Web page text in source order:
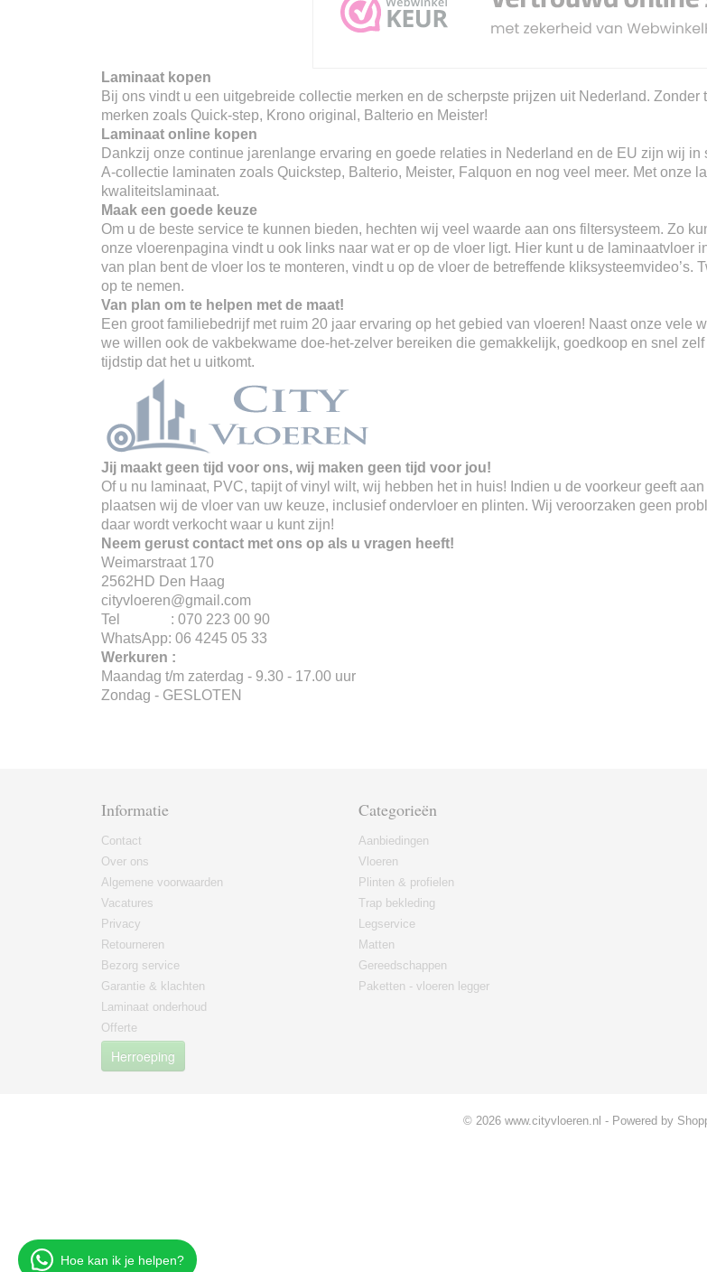
Laminaat kopen
Bij ons vindt u een uitgebreide collectie merken en de scherpste prijzen uit Nederland.
merken zoals Quick-step, Krono original, Balterio en Meister!
Laminaat online kopen
Dankzij onze continue jarenlange ervaring en goede relaties in Nederland en de EU zijn wij
A-collectie laminaten zoals Quickstep, Balterio, Meister, Falquon en nog veel meer. Met onze
kwaliteitslaminaat.
Maak een goede keuze
Om u de beste service te kunnen bieden, hechten wij veel waarde aan ons filtersysteem. Zo
onze vloerenpagina vindt u ook links naar wat er op de vloer ligt. Hier kunt u de laminaatvloer
van plan bent de vloer los te monteren, vindt u op de vloer de betreffende kliksysteemvideo’s.
op te nemen.
Van plan om te helpen met de maat!
Een groot familiebedrijf met ruim 20 jaar ervaring op het gebied van vloeren! Naast onze
we willen ook de vakbekwame doe-het-zelver bereiken die gemakkelijk, goedkoop en snel
tijdstip dat het u uitkomt.
Jij maakt geen tijd voor ons, wij maken geen tijd voor jou!
Of u nu laminaat, PVC, tapijt of vinyl wilt, wij hebben het in huis! Indien u de voorkeur geeft
plaatsen wij de vloer van uw keuze, inclusief ondervloer en plinten. Wij veroorzaken geen
daar wordt verkocht waar u kunt zijn!
Neem gerust contact met ons op als u vragen heeft!
Weimarstraat 170
2562HD Den Haag
cityvloeren@gmail.com
Tel : 070 223 00 90
WhatsApp: 06 4245 05 33
Werkuren :
Maandag t/m zaterdag - 9.30 - 17.00 uur
Zondag - GESLOTEN
Informatie
Contact
Over ons
Algemene voorwaarden
Vacatures
Privacy
Retourneren
Bezorg service
Garantie & klachten
Laminaat onderhoud
Offerte
Herroeping
Categorieën
Aanbiedingen
Vloeren
Plinten & profielen
Trap bekleding
Legservice
Matten
Gereedschappen
Paketten - vloeren legger
© 2026 www.cityvloeren.nl - Powered by
Hoe kan ik je helpen?